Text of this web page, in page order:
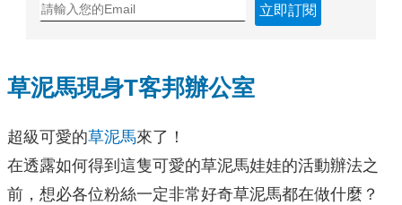
立即訂閱
草泥馬現身T客邦辦公室
超級可愛的草泥馬來了！
在透露如何得到這隻可愛的草泥馬娃娃的活動辦法之
前，想必各位粉絲一定非常好奇草泥馬都在做什麼？